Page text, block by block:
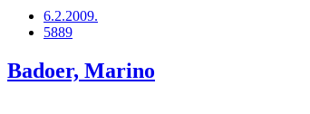
6.2.2009.
5889
Badoer, Marino